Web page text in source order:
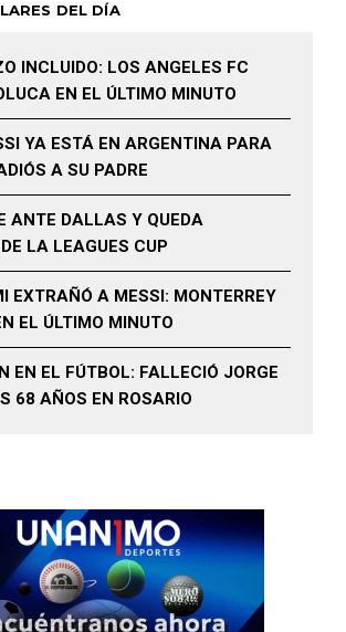
DEL DÍA
INCLUIDO: LOS ANGELES FC
EN EL ÚLTIMO MINUTO
YA ESTÁ EN ARGENTINA PARA
A SU PADRE
ANTE DALLAS Y QUEDA
LA LEAGUES CUP
EXTRAÑÓ A MESSI: MONTERREY
EL ÚLTIMO MINUTO
EN EL FÚTBOL: FALLECIÓ JORGE
68 AÑOS EN ROSARIO